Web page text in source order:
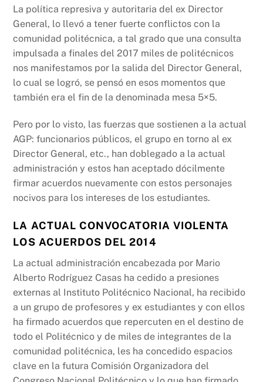
La política represiva y autoritaria del ex Director
General, lo llevó a tener fuerte conflictos con la
comunidad politécnica, a tal grado que una consulta
impulsada a finales del 2017 miles de politécnicos
nos manifestamos por la salida del Director General,
lo cual se logró, se pensó en esos momentos que
también era el fin de la denominada mesa 5×5.
Pero por lo visto, las fuerzas que sostienen a la actual
AGP: funcionarios públicos, el grupo en torno al ex
Director General, etc., han doblegado a la actual
administración y estos han aceptado dócilmente
firmar acuerdos nuevamente con estos personajes
nocivos para los intereses de los estudiantes.
LA ACTUAL CONVOCATORIA VIOLENTA
LOS ACUERDOS DEL 2014
La actual administración encabezada por Mario
Alberto Rodríguez Casas ha cedido a presiones
externas al Instituto Politécnico Nacional, ha recibido
a un grupo de profesores y ex estudiantes y con ellos
ha firmado acuerdos que repercuten en el destino de
todo el Politécnico y de miles de integrantes de la
comunidad politécnica, les ha concedido espacios
clave en la futura Comisión Organizadora del